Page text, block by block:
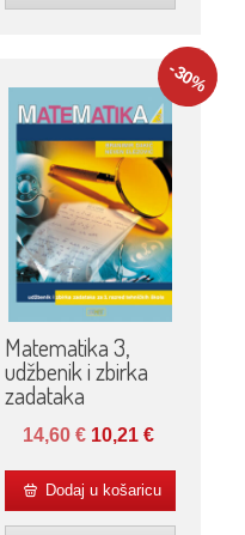
-30%
Matematika 3,
udžbenik i zbirka
zadataka
14,60€ 10,21 €
Dodaj u košaricu